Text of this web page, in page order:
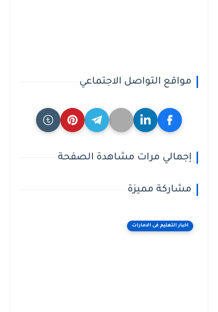
مواقع التواصل الاجتماعي
إجمالي مرات مشاهدة الصفحة
مشاركة مميزة
اخبار التعليم فى الامارات